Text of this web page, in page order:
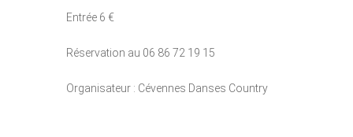
Entrée 6 €
Réservation au 06 86 72 19 15
Organisateur : Cévennes Danses Country